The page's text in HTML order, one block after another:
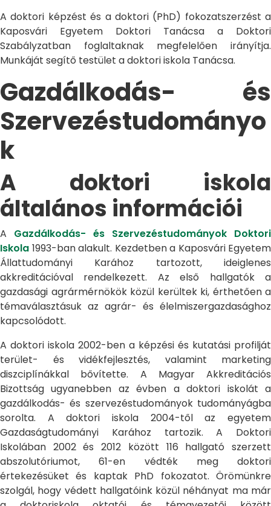
A doktori képzést és a doktori (PhD) fokozatszerzést a
Kaposvári Egyetem Doktori Tanácsa a Doktori
Szabályzatban foglaltaknak megfelelően irányítja.
Munkáját segítő testület a doktori iskola Tanácsa.
Gazdálkodás- és
Szervezéstudományo
k
A doktori iskola
általános információi
A Gazdálkodás- és Szervezéstudományok Doktori
Iskola 1993-ban alakult. Kezdetben a Kaposvári Egyetem
Állattudományi Karához tartozott, ideiglenes
akkreditációval rendelkezett. Az első hallgatók a
gazdasági agrármérnökök közül kerültek ki, érthetően a
témaválasztásuk az agrár- és élelmiszergazdasághoz
kapcsolódott.
A doktori iskola 2002-ben a képzési és kutatási profilját
terület- és vidékfejlesztés, valamint marketing
diszciplínákkal bővítette. A Magyar Akkreditációs
Bizottság ugyanebben az évben a doktori iskolát a
gazdálkodás- és szervezéstudományok tudományágba
sorolta. A doktori iskola 2004-től az egyetem
Gazdaságtudományi Karához tartozik. A Doktori
Iskolában 2002 és 2012 között 116 hallgató szerzett
abszolutóriumot, 61-en védték meg doktori
értekezésüket és kaptak PhD fokozatot. Örömünkre
szolgál, hogy védett hallgatóink közül néhányat ma már